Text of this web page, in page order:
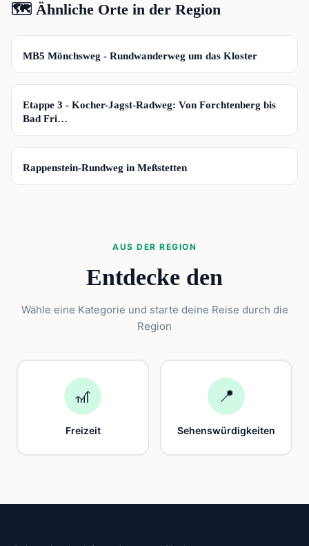
🗺️ Ähnliche Orte in der Region
📍
MB5 Mönchsweg - Rundwanderweg um das Kloster
📍
Etappe 3 - Kocher-Jagst-Radweg: Von Forchtenberg bis
Bad Fri…
📍
Rappenstein-Rundweg in Meßstetten
AUS DER REGION
Entdecke den
Wähle eine Kategorie und starte deine Reise durch die
Region
🎢
Freizeit
📍
Sehenswürdigkeiten